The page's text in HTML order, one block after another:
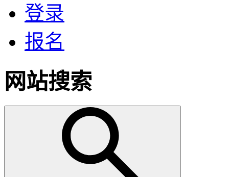
登录
报名
网站搜索